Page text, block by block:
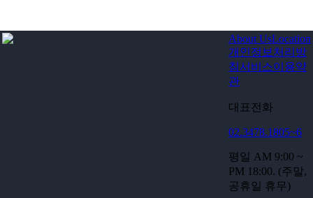
About UsLocation
개인정보처리방
침서비스이용약
관
대표전화
02.3478.1805~6
평일 AM 9:00 ~
PM 18:00. (주말,
공휴일 휴무)